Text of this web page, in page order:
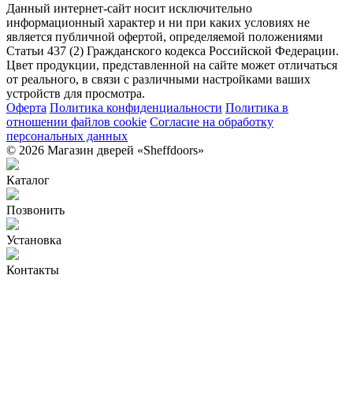
Данный интернет-сайт носит исключительно
информационный характер и ни при каких условиях не
является публичной офертой, определяемой положениями
Статьи 437 (2) Гражданского кодекса Российской Федерации.
Цвет продукции, представленной на сайте может отличаться
от реального, в связи с различными настройками ваших
устройств для просмотра.
Оферта Политика конфиденциальности Политика в
отношении файлов cookie Согласие на обработку
персональных данных
© 2026 Магазин дверей «Sheffdoors»
Каталог
Позвонить
Установка
Контакты